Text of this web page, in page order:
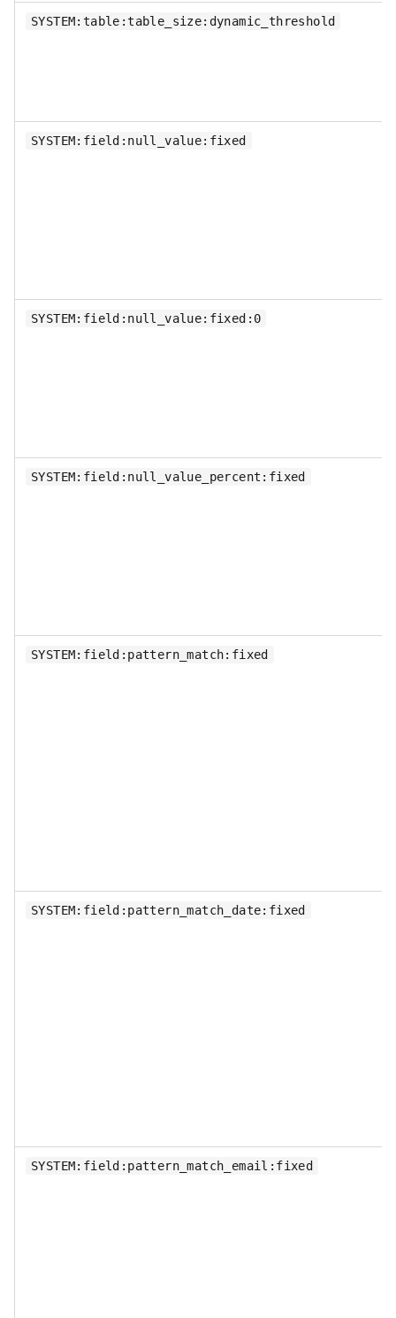
SYSTEM:table:table_size:dynamic_threshold
SYSTEM:field:null_value:fixed
SYSTEM:field:null_value:fixed:0
SYSTEM:field:null_value_percent:fixed
SYSTEM:field:pattern_match:fixed
SYSTEM:field:pattern_match_date:fixed
SYSTEM:field:pattern_match_email:fixed